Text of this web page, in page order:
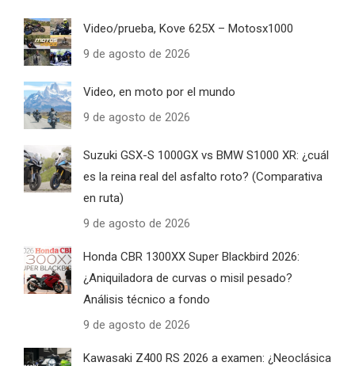
Video/prueba, Kove 625X – Motosx1000
9 de agosto de 2026
Video, en moto por el mundo
9 de agosto de 2026
Suzuki GSX-S 1000GX vs BMW S1000 XR: ¿cuál
es la reina real del asfalto roto? (Comparativa
en ruta)
9 de agosto de 2026
Honda CBR 1300XX Super Blackbird 2026:
¿Aniquiladora de curvas o misil pesado?
Análisis técnico a fondo
9 de agosto de 2026
Kawasaki Z400 RS 2026 a examen: ¿Neoclásica